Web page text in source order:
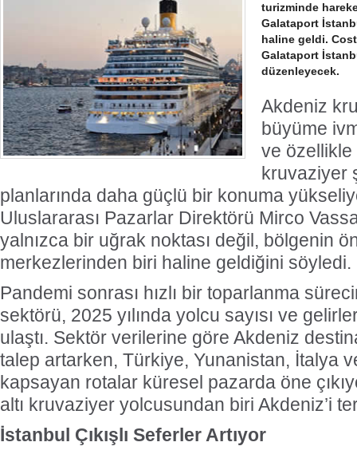
turizminde
Galataport
haline geldi.
Galataport
düzenleyecek.
Akdeniz
büyüme
ve özellikle
kruvaziyer
planlarında daha güçlü bir konuma
Uluslararası Pazarlar Direktörü Mirco
yalnızca bir uğrak noktası değil, bölgenin
merkezlerinden biri haline geldiğini söyledi.
Pandemi sonrası hızlı bir toparlanma
sektörü, 2025 yılında yolcu sayısı ve
ulaştı. Sektör verilerine göre Akdeniz
talep artarken, Türkiye, Yunanistan, İtalya
kapsayan rotalar küresel pazarda öne
altı kruvaziyer yolcusundan biri Akdeniz’i
İstanbul Çıkışlı Seferler Artıyor